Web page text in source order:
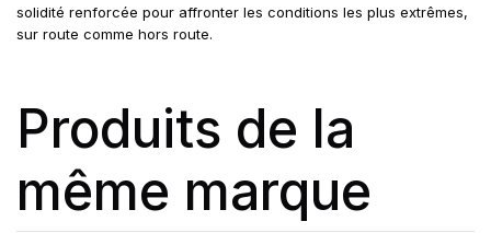
solidité renforcée pour affronter les conditions les plus extrêmes,
sur route comme hors route.
Produits de la
même marque